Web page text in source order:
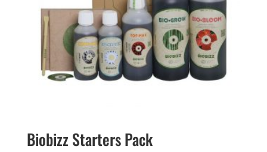
Biobizz Starters Pack